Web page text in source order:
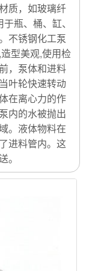
质，如玻璃纤
瓶、桶、缸、
不锈钢化工泵
型美观,使用检
，泵体和进料
叶轮快速转动
在离心力的作
内的水被抛出
。液体物料在
进料管内。这
。